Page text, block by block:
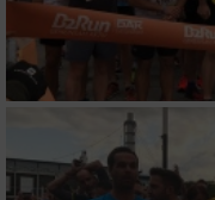
Speichern von oder
auf einem Endgerät
Verwendung
von Werbeanzeigen
Erstellung von
Werbung